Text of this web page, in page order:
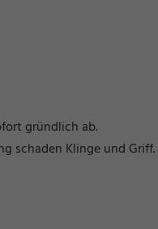
gründlich ab.
schaden Klinge und Griff.